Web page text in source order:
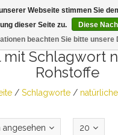
mit Schlagwort
Rohstoffe
/ Schlagworte /
20
Webseite stimmen Sie
dieser Seite zu.
Diese
beachten Sie bitte unsere